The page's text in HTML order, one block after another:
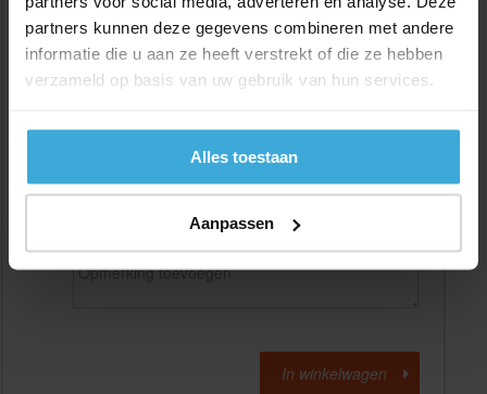
partners kunnen deze gegevens combineren met andere
informatie die u aan ze heeft verstrekt of die ze hebben
verzameld op basis van uw gebruik van hun services.
Alles toestaan
Aanpassen
+/- 2 mm lengtetolerantie
Materiaalkosten
Alle bedragen zijn excl. 21% BTW